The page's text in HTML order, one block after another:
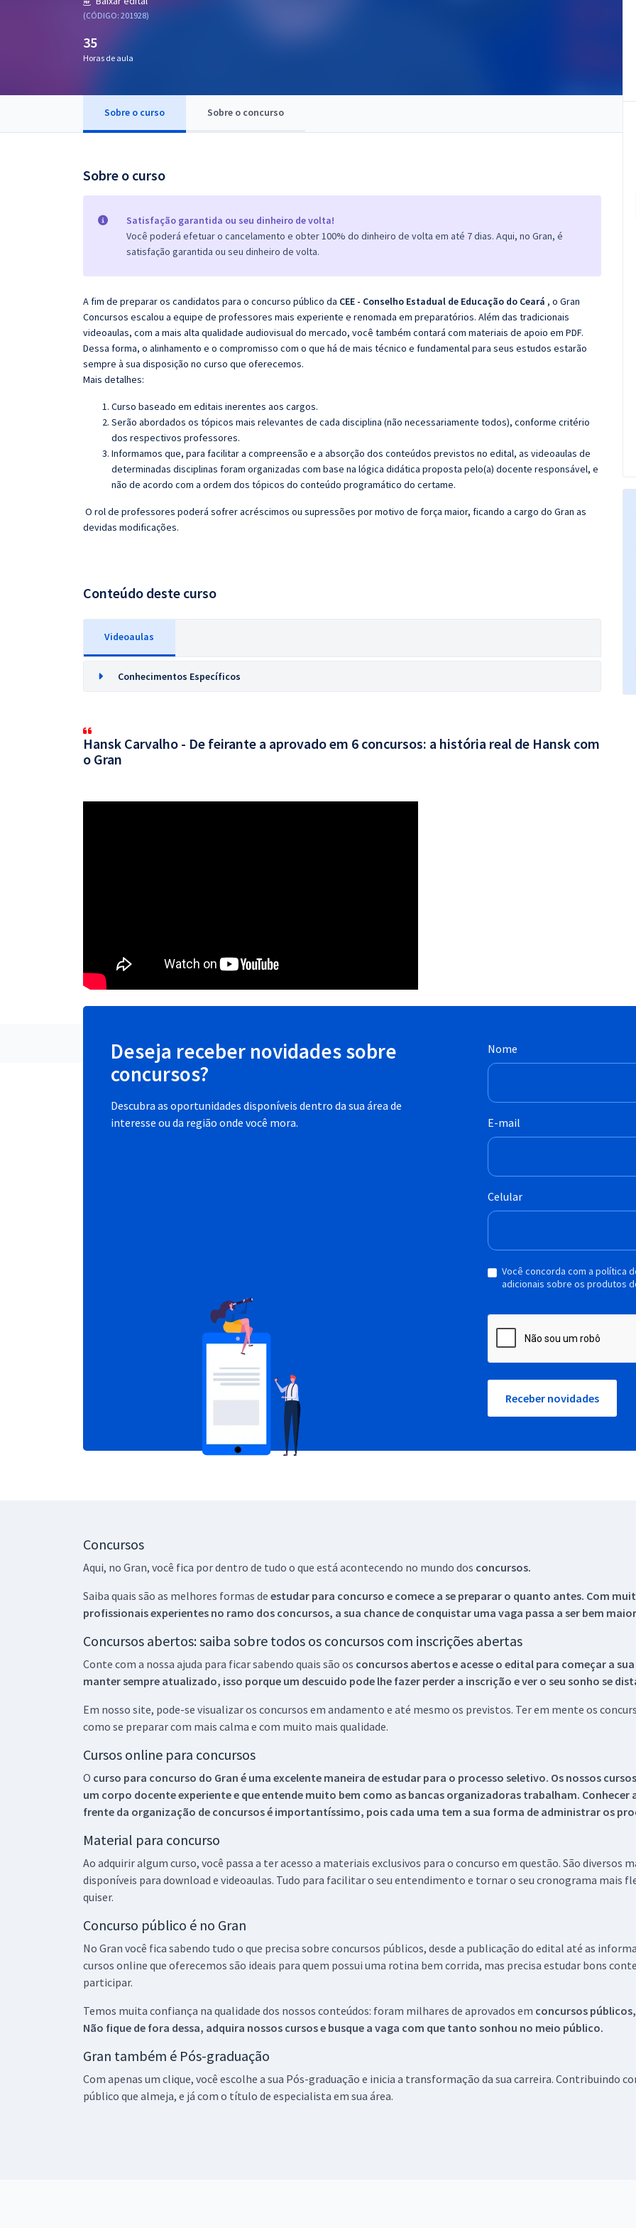
Conteúdo gratuito
(CÓDIGO: 201928)
35
Horas de aula
Sobre o curso Sobre o concurso
Sobre o curso
Satisfação garantida ou seu dinheiro de volta!
Você poderá efetuar o cancelamento e obter 100% do dinheiro de volta em até 7 dias. Aqui, no Gran, é
satisfação garantida ou seu dinheiro de volta.
A fim de preparar os candidatos para o concurso público da CEE - Conselho Estadual de Educação do Ceará , o Gran
Concursos escalou a equipe de professores mais experiente e renomada em preparatórios. Além das tradicionais
videoaulas, com a mais alta qualidade audiovisual do mercado, você também contará com materiais de apoio em PDF.
Dessa forma, o alinhamento e o compromisso com o que há de mais técnico e fundamental para seus estudos estarão
sempre à sua disposição no curso que oferecemos.
Mais detalhes:
Curso baseado em editais inerentes aos cargos.
Serão abordados os tópicos mais relevantes de cada disciplina (não necessariamente todos), conforme critério
dos respectivos professores.
Informamos que, para facilitar a compreensão e a absorção dos conteúdos previstos no edital, as videoaulas de
determinadas disciplinas foram organizadas com base na lógica didática proposta pelo(a) docente responsável, e
não de acordo com a ordem dos tópicos do conteúdo programático do certame.
O rol de professores poderá sofrer acréscimos ou supressões por motivo de força maior, ficando a cargo do Gran as
devidas modificações.
Conteúdo deste curso
Videoaulas
Conhecimentos Específicos
Hansk Carvalho - De feirante a aprovado em 6 concursos: a história real de Hansk com
o Gran
Deseja receber novidades sobre
concursos?
Descubra as oportunidades disponíveis dentro da sua área de
interesse ou da região onde você mora.
Nome
E-mail
Celular
Você concorda com a política
adicionais sobre os produtos
Receber novidades
Concursos
Aqui, no Gran, você fica por dentro de tudo o que está acontecendo no mundo dos concursos.
Saiba quais são as melhores formas de estudar para concurso e comece a se preparar o quanto antes. Com
profissionais experientes no ramo dos concursos, a sua chance de conquistar uma vaga passa a ser bem
Concursos abertos: saiba sobre todos os concursos com inscrições abertas
Conte com a nossa ajuda para ficar sabendo quais são os concursos abertos e acesse o edital para começar a
manter sempre atualizado, isso porque um descuido pode lhe fazer perder a inscrição e ver o seu sonho se
Em nosso site, pode-se visualizar os concursos em andamento e até mesmo os previstos. Ter em mente os
como se preparar com mais calma e com muito mais qualidade.
Cursos online para concursos
O curso para concurso do Gran é uma excelente maneira de estudar para o processo seletivo. Os nossos
um corpo docente experiente e que entende muito bem como as bancas organizadoras trabalham.
frente da organização de concursos é importantíssimo, pois cada uma tem a sua forma de administrar os
Material para concurso
Ao adquirir algum curso, você passa a ter acesso a materiais exclusivos para o concurso em questão. São
disponíveis para download e videoaulas. Tudo para facilitar o seu entendimento e tornar o seu cronograma mais
quiser.
Concurso público é no Gran
No Gran você fica sabendo tudo o que precisa sobre concursos públicos, desde a publicação do edital até as
cursos online que oferecemos são ideais para quem possui uma rotina bem corrida, mas precisa estudar bons
participar.
Temos muita confiança na qualidade dos nossos conteúdos: foram milhares de aprovados em concursos
Não fique de fora dessa, adquira nossos cursos e busque a vaga com que tanto sonhou no meio público.
Gran também é Pós-graduação
Com apenas um clique, você escolhe a sua Pós-graduação e inicia a transformação da sua carreira. Contribuindo
público que almeja, e já com o título de especialista em sua área.